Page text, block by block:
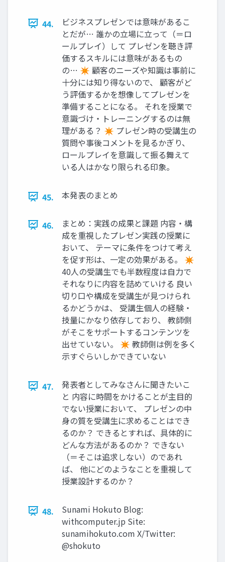
44.
ビジネスプレゼンでは意味があるこ
とだが… 誰かの立場に立って（＝ロ
ールプレイ）して プレゼンを聴き評
価するスキルには意味があるもの
の… ✴ 顧客のニーズや知識は事前に
十分には知り得ないので、 顧客がど
う評価するかを想像してプレゼンを
準備することになる。 それを授業で
意識づけ・トレーニングするのは無
理がある？ ✴ プレゼン時の受講生の
質問や事後コメントを見るかぎり、
ロールプレイを意識して振る舞えて
いる人はかなり限られる印象。
45. 本発表のまとめ
46.
まとめ：実践の成果と課題 内容・構
成を重視したプレゼン実践の授業に
おいて、 テーマに条件をつけて考え
を促す形は、一定の効果がある。 ✴
40人の受講生でも半数程度は自力で
それなりに内容を詰めていける 良い
切り口や構成を受講生が見つけられ
るかどうかは、 受講生個人の経験・
技量にかなり依存しており、 教師側
がそこをサポートするコンテンツを
出せていない。 ✴ 教師側は例を多く
示すぐらいしかできていない
47.
発表者としてみなさんに聞きたいこ
と 内容に時間をかけることが主目的
でない授業において、 プレゼンの中
身の質を受講生に求めることはでき
るのか？ できるとすれば、具体的に
どんな方法があるのか？ できない
（＝そこは追求しない）のであれ
ば、 他にどのようなことを重視して
授業設計するのか？
48.
Sunami Hokuto Blog:
withcomputer.jp Site:
sunamihokuto.com X/Twitter:
@shokuto